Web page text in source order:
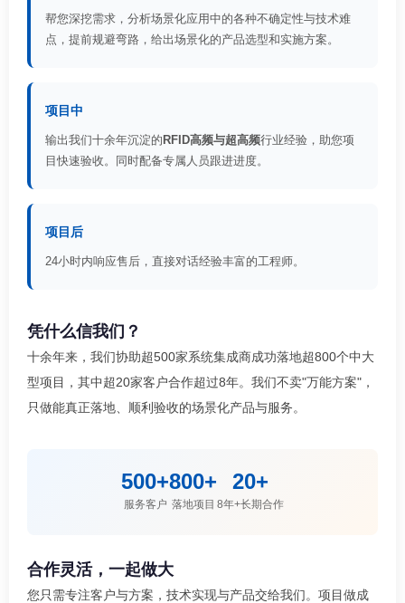
帮您深挖需求，分析场景化应用中的各种不确定性与技术难
点，提前规避弯路，给出场景化的产品选型和实施方案。
项目中
输出我们十余年沉淀的 RFID高频与超高频行业经验，助您项
目快速验收。同时配备专属人员跟进进度。
项目后
24小时内响应售后，直接对话经验丰富的工程师。
凭什么信我们？
十余年来，我们协助超500家系统集成商成功落地超800个中大
型项目，其中超20家客户合作超过8年。我们不卖"万能方案"，
只做能真正落地、顺利验收的场景化产品与服务。
500+
服务客户
800+
落地项目
20+
8年+长期合作
合作灵活，一起做大
您只需专注客户与方案，技术实现与产品交给我们。项目做成